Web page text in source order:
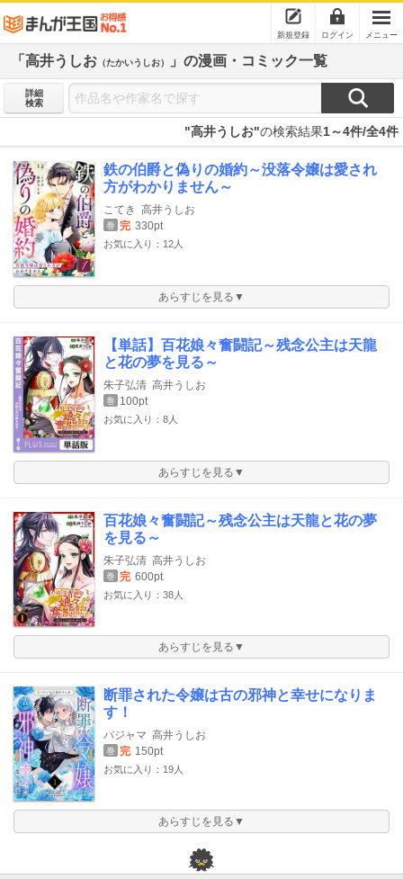
新規登録 ログイン メニュー
「高井うしお （たかいうしお） 」の漫画・コミック一覧
詳細
検索
"高井うしお"の検索結果1～4件/全4件
鉄の伯爵と偽りの婚約～没落令嬢は愛され
方がわかりません～
こてき 高井うしお
巻 完 330pt
お気に入り：12人
あらすじを見る▼
【単話】百花娘々奮闘記～残念公主は天龍
と花の夢を見る～
朱子弘清 高井うしお
巻 100pt
お気に入り：8人
あらすじを見る▼
百花娘々奮闘記～残念公主は天龍と花の夢
を見る～
朱子弘清 高井うしお
巻 完 600pt
お気に入り：38人
あらすじを見る▼
断罪された令嬢は古の邪神と幸せになりま
す！
パジャマ 高井うしお
巻 完 150pt
お気に入り：19人
あらすじを見る▼